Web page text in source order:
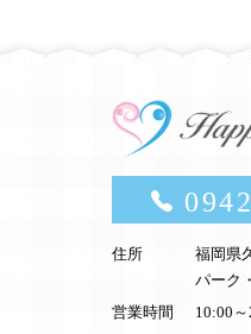
住所
福岡県
パーク
営業時間
10:00